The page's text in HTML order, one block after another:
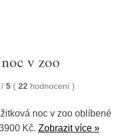
v zoo
/ 5 ( 22 hodnocení )
noc v zoo oblíbené
Kč. Zobrazit více »